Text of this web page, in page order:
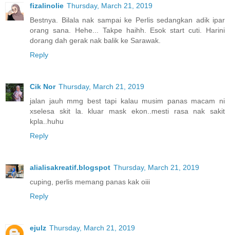
fizalinolie Thursday, March 21, 2019
Bestnya. Bilala nak sampai ke Perlis sedangkan adik ipar
orang sana. Hehe... Takpe haihh. Esok start cuti. Harini
dorang dah gerak nak balik ke Sarawak.
Reply
Cik Nor Thursday, March 21, 2019
jalan jauh mmg best tapi kalau musim panas macam ni
xselesa skit la. kluar mask ekon..mesti rasa nak sakit
kpla..huhu
Reply
alialisakreatif.blogspot Thursday, March 21, 2019
cuping, perlis memang panas kak oiii
Reply
ejulz Thursday, March 21, 2019